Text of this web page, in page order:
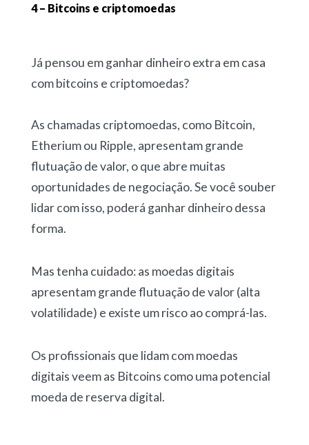
4 – Bitcoins e criptomoedas
Já pensou em ganhar dinheiro extra em casa
com bitcoins e criptomoedas?
As chamadas criptomoedas, como Bitcoin,
Etherium ou Ripple, apresentam grande
flutuação de valor, o que abre muitas
oportunidades de negociação. Se você souber
lidar com isso, poderá ganhar dinheiro dessa
forma.
Mas tenha cuidado: as moedas digitais
apresentam grande flutuação de valor (alta
volatilidade) e existe um risco ao comprá-las.
Os profissionais que lidam com moedas
digitais veem as Bitcoins como uma potencial
moeda de reserva digital.